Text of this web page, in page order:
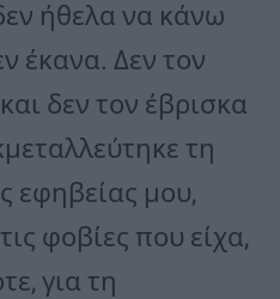
ήθελα να κάνω
έκανα. Δεν τον
δεν τον έβρισκα
τη
εφηβείας μου,
φοβίες που είχα,
για τη